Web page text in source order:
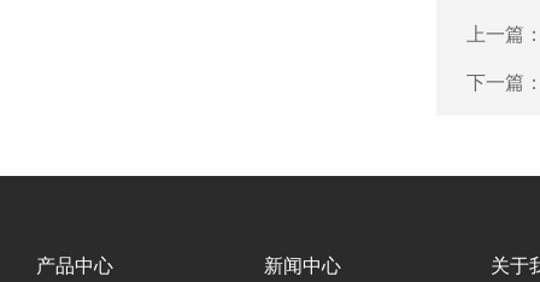
上一篇
下一篇
产品中心 新闻中心 关于